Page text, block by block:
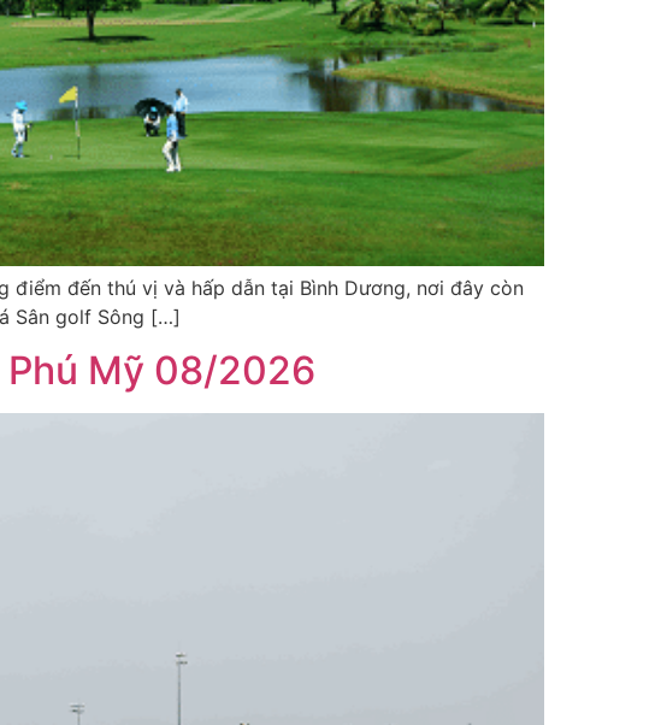
đến thú vị và hấp dẫn tại Bình Dương, nơi đây còn
Sân golf Sông […]
Phú Mỹ 08/2026